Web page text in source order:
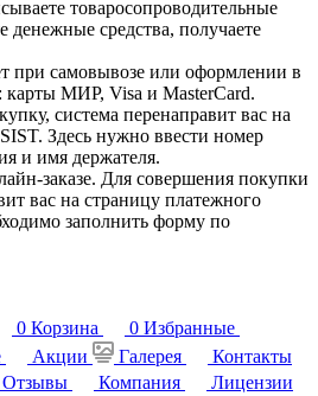
товаросопроводительные
денежные средства, получаете
при самовывозе или оформлении в
карты МИР, Visa и MasterCard.
система перенаправит вас на
Здесь нужно ввести номер
и имя держателя.
заказе. Для совершения покупки
вас на страницу платежного
заполнить форму по
0 Корзина 0 Избранные
Акции Галерея
Контакты
Отзывы Компания
Лицензии